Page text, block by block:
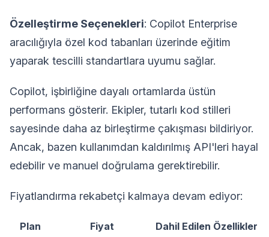
Özelleştirme Seçenekleri: Copilot Enterprise
aracılığıyla özel kod tabanları üzerinde eğitim
yaparak tescilli standartlara uyumu sağlar.
Copilot, işbirliğine dayalı ortamlarda üstün
performans gösterir. Ekipler, tutarlı kod stilleri
sayesinde daha az birleştirme çakışması bildiriyor.
Ancak, bazen kullanımdan kaldırılmış API'leri hayal
edebilir ve manuel doğrulama gerektirebilir.
Fiyatlandırma rekabetçi kalmaya devam ediyor:
Plan Fiyat Dahil Edilen Özellikler